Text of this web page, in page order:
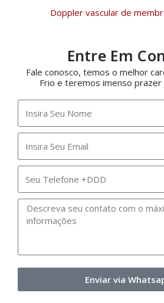
Doppler vascular de
Entre Em
Fale conosco, temos o melhor
Frio e teremos imenso
Enviar via